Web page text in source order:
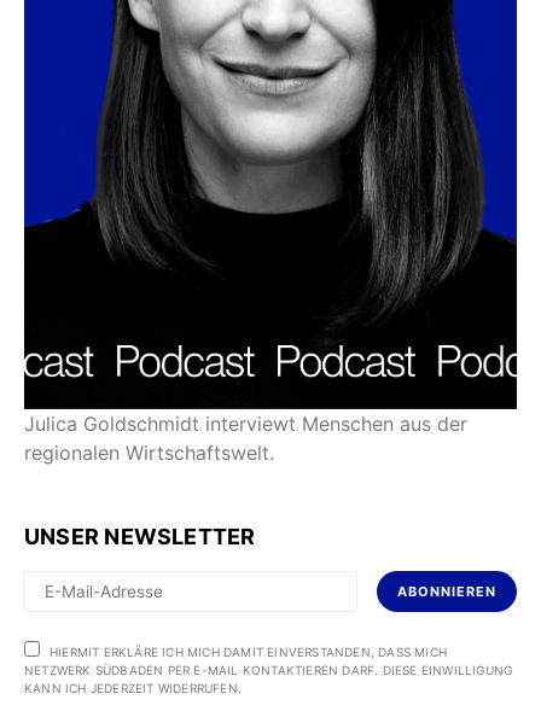
Julica Goldschmidt interviewt Menschen aus der
regionalen Wirtschaftswelt.
UNSER NEWSLETTER
ABONNIEREN
HIERMIT ERKLÄRE ICH MICH DAMIT EINVERSTANDEN, DASS MICH
NETZWERK SÜDBADEN PER E-MAIL KONTAKTIEREN DARF. DIESE EINWILLIGUNG
KANN ICH JEDERZEIT WIDERRUFEN.